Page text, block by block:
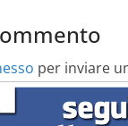
per inviare